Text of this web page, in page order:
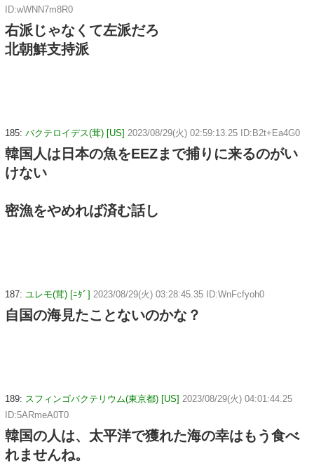
ID:wWNN7m8R0
右派じゃなくて左派だろ
北朝鮮支持派
185: バクテロイデス(茸) [US] 2023/08/29(火) 02:59:13.25 ID:B2t+Ea4G0
韓国人は日本の魚をEEZまで捕りに来るのがい
けない
密漁をやめれば済む話し
187: ユレモ(茸) [ﾆﾀﾞ] 2023/08/29(火) 03:28:45.35 ID:WnFcfyoh0
自国の海見たことないのかな？
189: スフィンゴバクテリウム(東京都) [US] 2023/08/29(火) 04:01:44.25
ID:5ARmeA0T0
韓国の人は、太平洋で獲れた海の幸はもう食べ
れませんね。